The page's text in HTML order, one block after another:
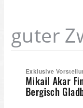
guter
Exklusive
Mikail Akar
Bergisch